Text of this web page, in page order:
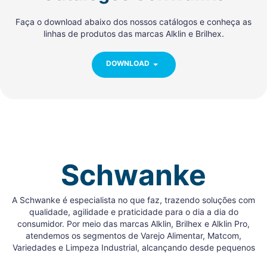
Faça o download abaixo dos nossos catálogos e conheça as
linhas de produtos das marcas Alklin e Brilhex.
DOWNLOAD
Schwanke
A Schwanke é especialista no que faz, trazendo soluções com
qualidade, agilidade e praticidade para o dia a dia do
consumidor. Por meio das marcas Alklin, Brilhex e Alklin Pro,
atendemos os segmentos de Varejo Alimentar, Matcom,
Variedades e Limpeza Industrial, alcançando desde pequenos